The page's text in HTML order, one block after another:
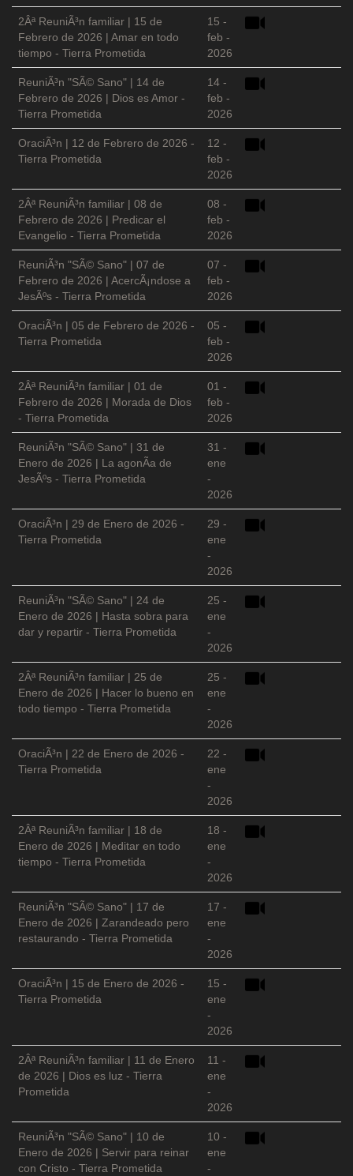
2Âª ReuniÃ³n familiar | 15 de
Febrero de 2026 | Amar en todo
tiempo - Tierra Prometida
15 -
feb -
2026
ReuniÃ³n "SÃ© Sano" | 14 de
Febrero de 2026 | Dios es Amor -
Tierra Prometida
14 -
feb -
2026
OraciÃ³n | 12 de Febrero de 2026 -
Tierra Prometida
12 -
feb -
2026
2Âª ReuniÃ³n familiar | 08 de
Febrero de 2026 | Predicar el
Evangelio - Tierra Prometida
08 -
feb -
2026
ReuniÃ³n "SÃ© Sano" | 07 de
Febrero de 2026 | AcercÃ¡ndose a
JesÃºs - Tierra Prometida
07 -
feb -
2026
OraciÃ³n | 05 de Febrero de 2026 -
Tierra Prometida
05 -
feb -
2026
2Âª ReuniÃ³n familiar | 01 de
Febrero de 2026 | Morada de Dios
- Tierra Prometida
01 -
feb -
2026
ReuniÃ³n "SÃ© Sano" | 31 de
Enero de 2026 | La agonÃ­a de
JesÃºs - Tierra Prometida
31 -
ene
-
2026
OraciÃ³n | 29 de Enero de 2026 -
Tierra Prometida
29 -
ene
-
2026
ReuniÃ³n "SÃ© Sano" | 24 de
Enero de 2026 | Hasta sobra para
dar y repartir - Tierra Prometida
25 -
ene
-
2026
2Âª ReuniÃ³n familiar | 25 de
Enero de 2026 | Hacer lo bueno en
todo tiempo - Tierra Prometida
25 -
ene
-
2026
OraciÃ³n | 22 de Enero de 2026 -
Tierra Prometida
22 -
ene
-
2026
2Âª ReuniÃ³n familiar | 18 de
Enero de 2026 | Meditar en todo
tiempo - Tierra Prometida
18 -
ene
-
2026
ReuniÃ³n "SÃ© Sano" | 17 de
Enero de 2026 | Zarandeado pero
restaurando - Tierra Prometida
17 -
ene
-
2026
OraciÃ³n | 15 de Enero de 2026 -
Tierra Prometida
15 -
ene
-
2026
2Âª ReuniÃ³n familiar | 11 de Enero
de 2026 | Dios es luz - Tierra
Prometida
11 -
ene
-
2026
ReuniÃ³n "SÃ© Sano" | 10 de
Enero de 2026 | Servir para reinar
con Cristo - Tierra Prometida
10 -
ene
-